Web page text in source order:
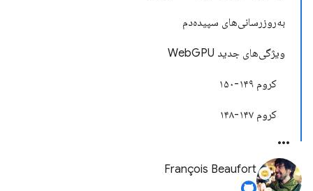
به‌روزرسانی‌های سپیده‌دم
ویژگی‌های جدید WebGPU
کروم ۱۴۹-۱۵۰
کروم ۱۴۷-۱۴۸
François Beaufort